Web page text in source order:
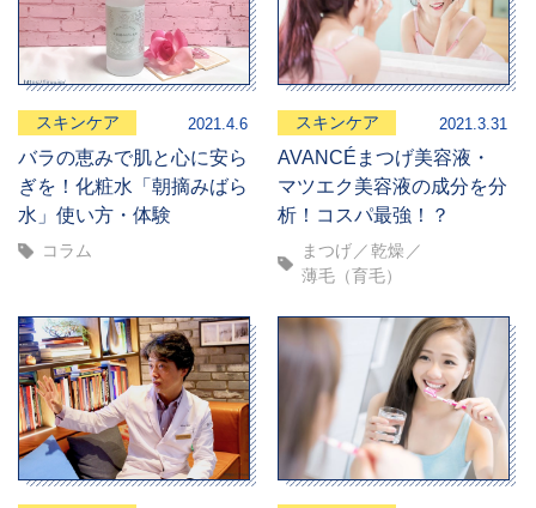
スキンケア 2021.4.6
バラの恵みで肌と心に安ら
ぎを！化粧水「朝摘みばら
水」使い方・体験
コラム
スキンケア 2021.3.31
AVANCÉまつげ美容液・
マツエク美容液の成分を分
析！コスパ最強！？
まつげ
乾燥
薄毛（育毛）